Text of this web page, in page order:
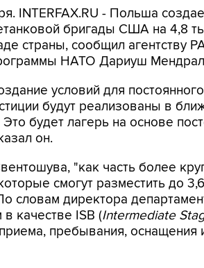
INTERFAX.RU - Польша
бригады США на 4,8
страны, сообщил агентству
НАТО Дариуш
условий для
будут реализованы в
будет лагерь на основе
он.
"как часть более
смогут разместить до
словам директора
качестве ISB (Intermediate
пребывания,